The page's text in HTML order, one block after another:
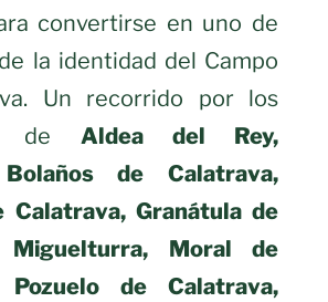
convertirse en uno de
la identidad del Campo
Un recorrido por los
de Aldea del Rey,
de Calatrava,
Calatrava, Granátula de
Miguelturra, Moral de
Pozuelo de Calatrava,